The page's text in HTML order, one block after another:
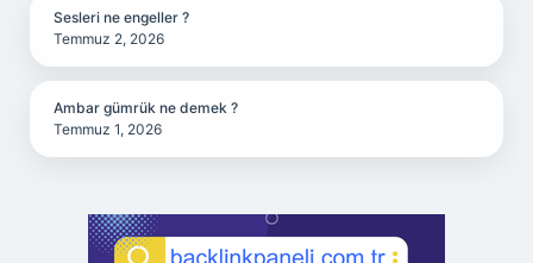
Sesleri ne engeller ?
Temmuz 2, 2026
Ambar gümrük ne demek ?
Temmuz 1, 2026